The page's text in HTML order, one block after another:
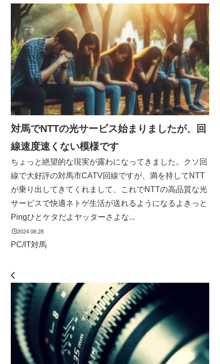
対馬でNTTの光サービス始まりましたが、回
線速度速くない模様です
ちょっと絶望的な現実が露わになってきました。クソ回
線で大好評の対馬市CATV回線ですが、満を持してNTT
が乗り出してきてくれまして、これでNTTの高品質な光
サービスで快適ネトゲ生活が送れるようになるよきっと
Pingひとケタだよヤッターさよな...
2024.08.28
PC/IT対馬